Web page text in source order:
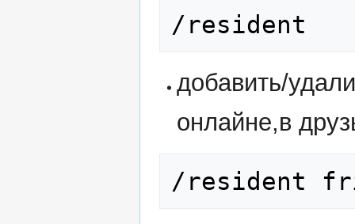
/resident
добавить/
онлайне,в
/resident